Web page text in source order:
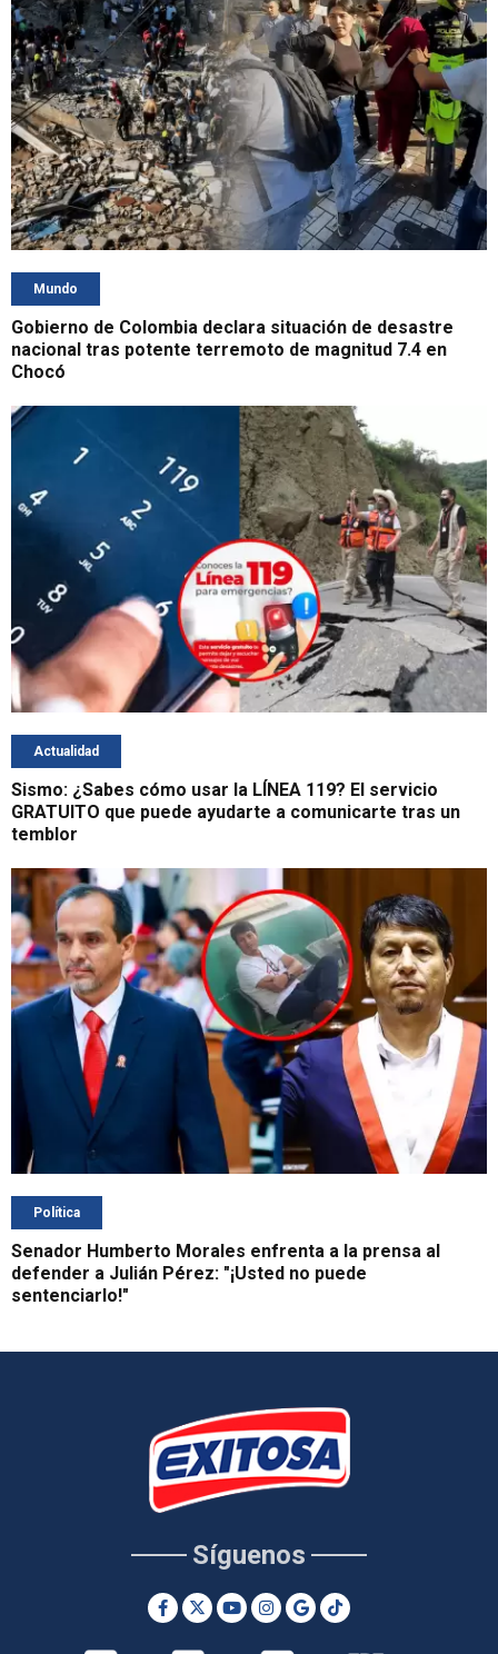
Mundo
Gobierno de Colombia declara situación de desastre
nacional tras potente terremoto de magnitud 7.4 en
Chocó
Actualidad
Sismo: ¿Sabes cómo usar la LÍNEA 119? El servicio
GRATUITO que puede ayudarte a comunicarte tras un
temblor
Política
Senador Humberto Morales enfrenta a la prensa al
defender a Julián Pérez: "¡Usted no puede
sentenciarlo!"
Síguenos